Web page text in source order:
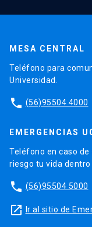
MESA CENTRAL
Teléfono para
Universidad.
phone (56)95504 4000
EMERGENCIAS
Teléfono en caso
riesgo tu vida
phone (56)95504 5000
launch Ir al sitio de